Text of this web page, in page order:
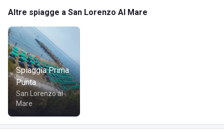
· Zona RelaX.
DOVE SI TROVA LO STABILIMENTO BALNEARE
RISTORANTE E BAGNI U NOSTROMU
Situato nella zona di Riviera dei Fiori, provincia di San
Lorenzo al Mare e nelle vicinanze del centro storico,via Al
Altre spiagge a San Lorenzo Al Mare
Spiaggia Prima
Punta
San Lorenzo al
Mare